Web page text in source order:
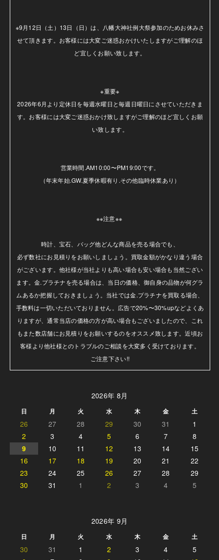
※9月12日（土）13日（日）は、八幡大神社例大祭参加のためお休みさ
せて頂きます。お客様には大変ご迷惑おかけいたしますがご理解のほ
ど宜しくお願い致します。
※重要※
2026年6月より定休日を毎週水曜日と毎週日曜日にさせていただきま
す。お客様には大変ご迷惑おかけ致しますがご理解のほど宜しくお願
い致します。
営業時間.AM10:00〜PM19:00です。
（年末年始.GW.夏季休暇有り.その他臨時休業あり）
※※注意※※
時計、宝石、バッグ他どんな商品を売る場合でも、
必ず数社にお見積りをお願いしましょう。買取金額がかなり違う場合
がございます。他社様が当社よりも高い場合も安い場合も当然ござい
ます。金.プラチナを売る場合は、当日の価格、御自身の品物が何グラ
ムあるか把握しておきましょう。当社では金.プラチナを買取る場合、
手数料は一切いただいておりません。広告で20%〜30%upなどよくあ
りますが、通常当店の価格の方が高い場合もございましたので、これ
もまた数店舗にお見積りをお願いするのをオススメ致します。近頃お
客様より他社様とのトラブルのご相談を大変多く受けております。
ご注意下さい!!
2026年 8月
日 月 火 水 木 金 土
26 27 28 29 30 31
1
2
3 4 5 6 7
8
9
10 11 12 13 14
15
16
17 18 19 20 21
22
23
24 25 26 27 28
29
30
31 1 2 3 4 5
2026年 9月
日 月 火 水 木 金 土
30 31 1 2 3 4
5